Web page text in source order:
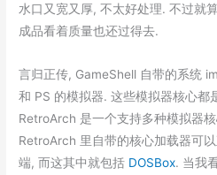
水口又宽又厚, 不太好处理. 不过就
成品看着质量也还过得去.
言归正传, GameShell 自带的系统
和 PS 的模拟器. 这些模拟器核心都
RetroArch 是一个支持多种模拟器
RetroArch 里自带的核心加载器可
端, 而这其中就包括 DOSBox. 当我